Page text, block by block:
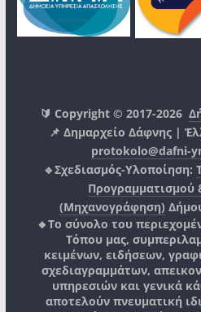
🔰 Copyright © 2017-2026
📌 Δημαρχείο Δάφνης |
protokolo@dafni-
🔹Σχεδιασμός-Υλοποίηση:
Προγραμματισμού
(Μηχανογράφηση)
🔸Το σύνολο του
Τόπου μας,
κειμένων, ειδήσεων,
σχεδιαγραμμάτων,
υπηρεσιών και γενικά
αποτελούν πνευματική